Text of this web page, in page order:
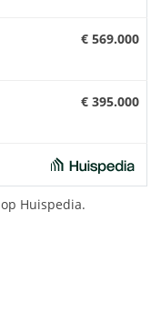
€ 569.000
€ 395.000
op Huispedia.